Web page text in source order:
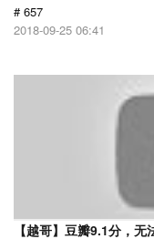
# 657
2018-09-25 06:41
【越哥】豆瓣9.1分，